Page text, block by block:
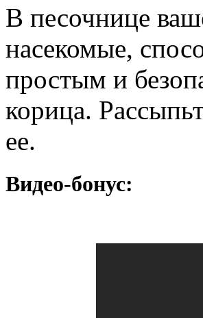
В песочнице
насекомые,
простым и
корица.
ее.
Видео-бонус: